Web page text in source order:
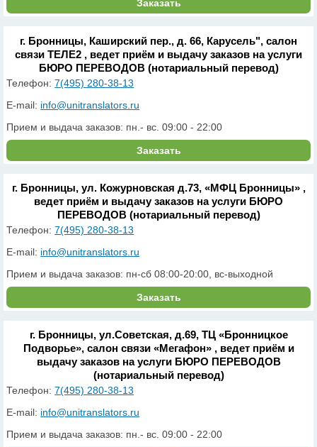
Заказать
г. Бронницы, Каширский пер., д. 66, Карусель", салон
связи ТЕЛЕ2 , ведет приём и выдачу заказов на услуги
БЮРО ПЕРЕВОДОВ (нотариальный перевод)
Телефон:7(495) 280-38-13
E-mail: info@unitranslators.ru
Прием и выдача заказов: пн.- вс. 09:00 - 22:00
Заказать
г. Бронницы, ул. Кожурновская д.73, «МФЦ Бронницы» ,
ведет приём и выдачу заказов на услуги БЮРО
ПЕРЕВОДОВ (нотариальный перевод)
Телефон:7(495) 280-38-13
E-mail: info@unitranslators.ru
Прием и выдача заказов: пн-сб 08:00-20:00, вс-выходной
Заказать
г. Бронницы, ул.Советская, д.69, ТЦ «Бронницкое
Подворье», салон связи «Мегафон» , ведет приём и
выдачу заказов на услуги БЮРО ПЕРЕВОДОВ
(нотариальный перевод)
Телефон:7(495) 280-38-13
E-mail: info@unitranslators.ru
Прием и выдача заказов: пн.- вс. 09:00 - 22:00